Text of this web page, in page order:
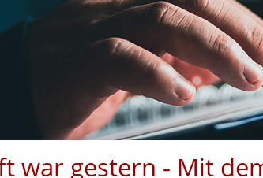
war gestern - Mit